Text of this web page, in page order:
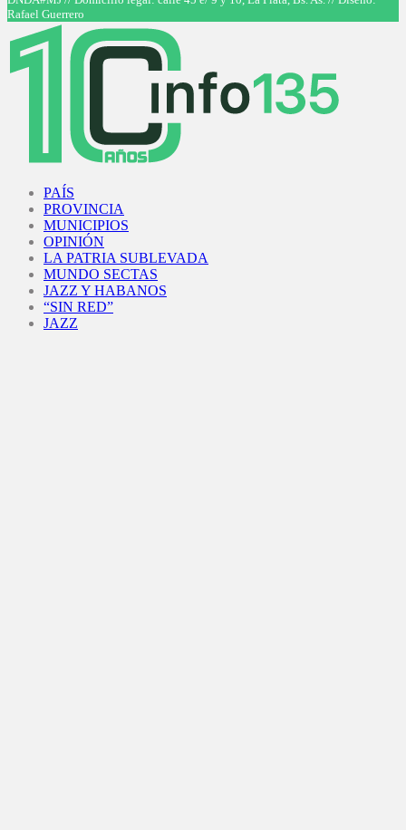
Rafael Guerrero
PAÍS
PROVINCIA
MUNICIPIOS
OPINIÓN
LA PATRIA SUBLEVADA
MUNDO SECTAS
JAZZ Y HABANOS
“SIN RED”
JAZZ